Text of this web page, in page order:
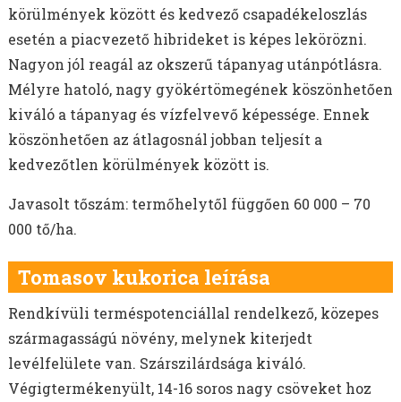
körülmények között és kedvező csapadékeloszlás
esetén a piacvezető hibrideket is képes lekörözni.
Nagyon jól reagál az okszerű tápanyag utánpótlásra.
Mélyre hatoló, nagy gyökértömegének köszönhetően
kiváló a tápanyag és vízfelvevő képessége. Ennek
köszönhetően az átlagosnál jobban teljesít a
kedvezőtlen körülmények között is.
Javasolt tőszám: termőhelytől függően 60 000 – 70
000 tő/ha.
Tomasov kukorica leírása
Rendkívüli terméspotenciállal rendelkező, közepes
szármagasságú növény, melynek kiterjedt
levélfelülete van. Szárszilárdsága kiváló.
Végigtermékenyült, 14-16 soros nagy csöveket hoz